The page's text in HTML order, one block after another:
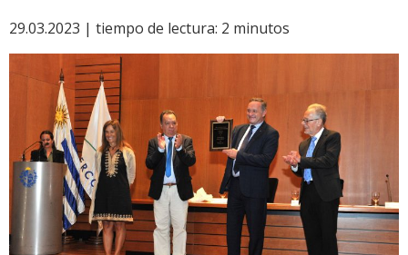
29.03.2023 | tiempo de lectura: 2 minutos